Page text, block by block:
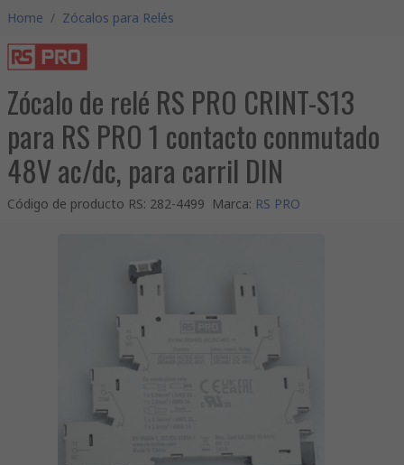
Home / Zócalos para Relés
Zócalo de relé RS PRO CRINT-S13
para RS PRO 1 contacto conmutado
48V ac/dc, para carril DIN
Código de producto RS: 282-4499 Marca: RS PRO